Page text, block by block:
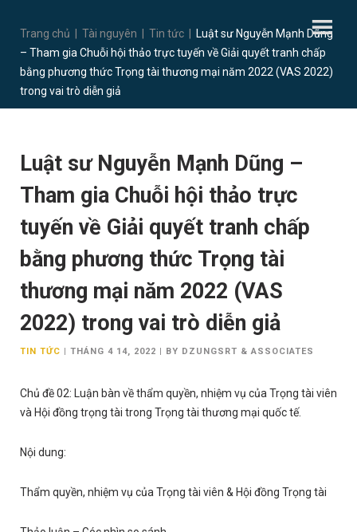
Trang chủ Tài nguyên Tin tức
Luật sư Nguyễn Mạnh Dũng
– Tham gia Chuỗi hội thảo trực tuyến về Giải quyết tranh chấp
bằng phương thức Trọng tài thương mại năm 2022 (VAS 2022)
trong vai trò diễn giả
Luật sư Nguyễn Mạnh Dũng –
Tham gia Chuỗi hội thảo trực
tuyến về Giải quyết tranh chấp
bằng phương thức Trọng tài
thương mại năm 2022 (VAS
2022) trong vai trò diễn giả
TIN TỨC | THÁNG 4 14, 2022 | BY DZUNGSRT & ASSOCIATES
Chủ đề 02: Luận bàn về thẩm quyền, nhiệm vụ của Trọng tài viên
và Hội đồng trọng tài trong Trọng tài thương mại quốc tế.
Nội dung:
Thẩm quyền, nhiệm vụ của Trọng tài viên & Hội đồng Trọng tài